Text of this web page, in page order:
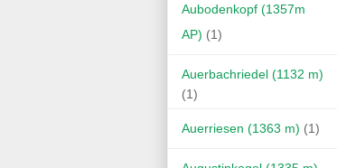
Aubodenkopf (1357m
AP) (1)
Auerbachriedel (1132 m)
(1)
Auerriesen (1363 m) (1)